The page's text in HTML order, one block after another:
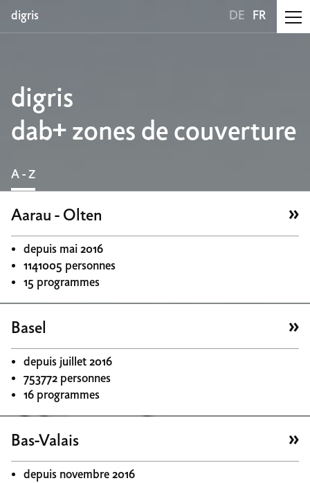
digris DE FR
digris
dab+ zones de couverture
A - Z
Aarau - Olten
depuis mai 2016
1141005 personnes
15 programmes
Basel
depuis juillet 2016
753772 personnes
16 programmes
Bas-Valais
depuis novembre 2016